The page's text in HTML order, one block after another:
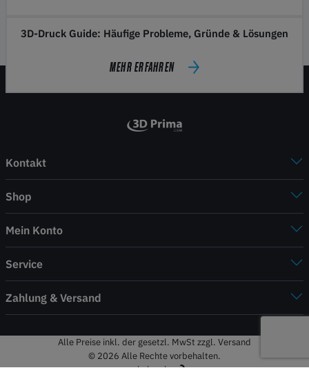
3D-Druck Guide: Häufige Probleme, Gründe & Lösungen
MEHR ERFAHREN
Kontakt
Shop
Mein Konto
Service
Zahlung & Versand
Alle Preise inkl. der gesetzl. MwSt zzgl. Versand
© 2026 Alle Rechte vorbehalten.
webshop by